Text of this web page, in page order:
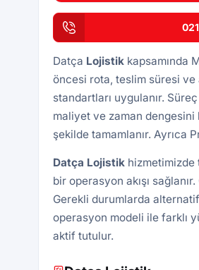
Datça Lojistikkapsamında
öncesi rota, teslim süresi ve
standartları uygulanır.
maliyet ve zaman dengesini
şekilde tamamlanır. Ayrıca
Datça Lojistikhizmetimizde
bir operasyon akışı
Gerekli durumlarda
operasyon modeli ile farklı
aktif tutulur.